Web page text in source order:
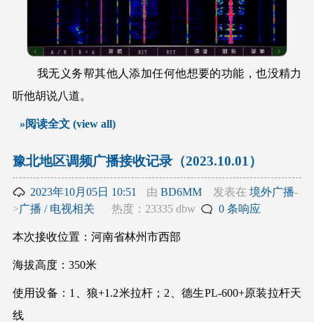
我无义务帮其他人添加任何他想要的功能，也没精力
听他胡说八道。
»阅读全文 (view all)
豫北地区调频广播接收记录（2023.10.01）
2023年10月05日 10:51 由BD6MM 发表在境外广播-
>广播 / 电视相关 热度：23335 dbw 0 条响应
本次接收位置：河南省林州市西部
海拔高度：350米
使用设备：1、狼+1.2米拉杆；2、德生PL-600+原装拉杆天
线